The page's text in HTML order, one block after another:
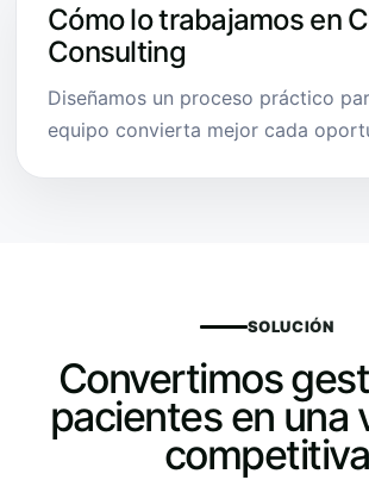
Cómo lo trabajamos en
Consulting
Diseñamos un proceso práctico
equipo convierta mejor cada
SOLUCIÓN
Convertimos
pacientes en una
competitiva